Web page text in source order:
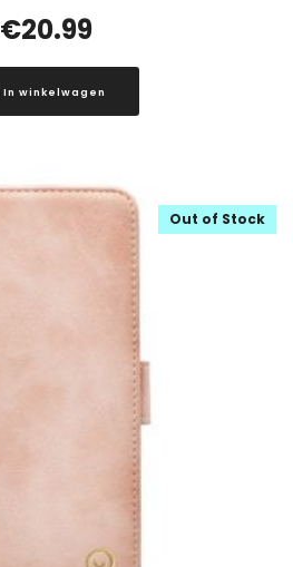
€20.99
In winkelwagen
Out of Stock